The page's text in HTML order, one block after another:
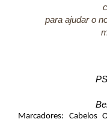
para ajudar o
Marcadores: Cabelos